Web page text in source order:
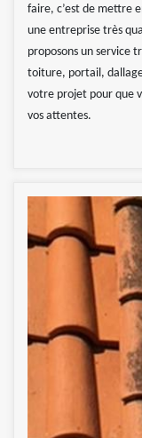
faire, c’est de mettre
une entreprise très
proposons un service
toiture, portail,
votre projet pour que
vos attentes.